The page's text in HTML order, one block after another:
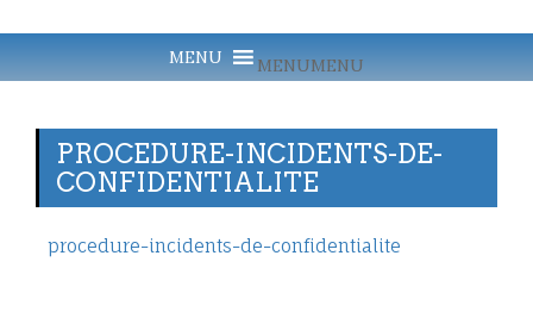
MENUMENU
PROCEDURE-INCIDENTS-DE-
CONFIDENTIALITE
procedure-incidents-de-confidentialite